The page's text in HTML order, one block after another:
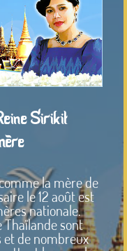
Sirikit
la mère de
le 12 août est
nationale.
Thaïlande sont
et de nombreux